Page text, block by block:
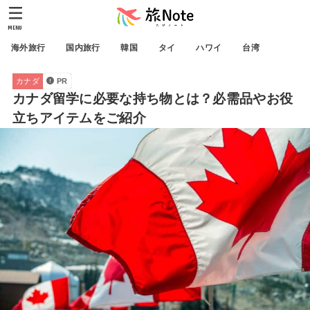
海外旅行 国内旅行 韓国 タイ ハワイ 台湾
MENU
カナダ PR
カナダ留学に必要な持ち物とは？必需品やお役
立ちアイテムをご紹介